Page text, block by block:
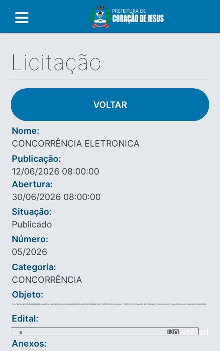
Licitação
VOLTAR
Nome:
CONCORRÊNCIA ELETRONICA
Publicação:
12/06/2026 08:00:00
Abertura:
30/06/2026 08:00:00
Situação:
Publicado
Número:
05/2026
Categoria:
CONCORRÊNCIA
Objeto:
CONTRATAÇÃO DE EMPRESA ESPECIALIZADA PARA EXECUÇÃO DE PAVIMENTAÇÃO ASFÁLTICA EM PMF NOS DISTRITOS DE ALVAÇÃO, PONTE DOS CIGANOS E SÃO GERALDO, ZONA RURAL DO MUNICIPIO DE CORAÇÃO DE JESUS/MG.
Edital:
Download
Anexos: